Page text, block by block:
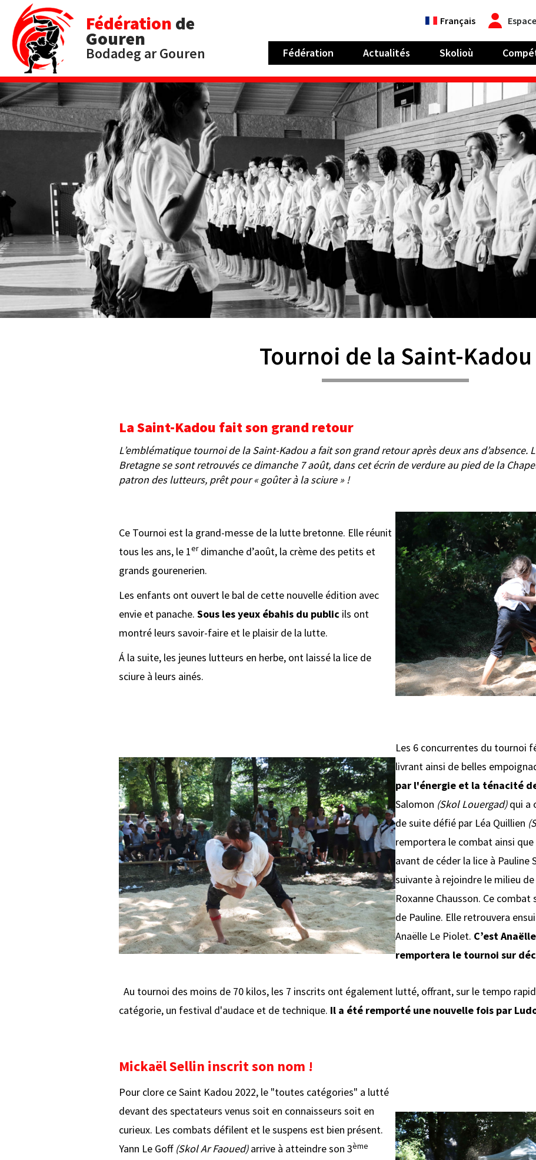
Fédération de
Gouren
Bodadeg ar Gouren
Français
Fédération Actualités Skolioù
Tournoi de la Saint-Kadou
La Saint-Kadou fait son grand retour
L’emblématique tournoi de la Saint-Kadou a fait son grand retour après deux ans
Bretagne se sont retrouvés ce dimanche 7 août, dans cet écrin de verdure au pied de la
patron des lutteurs, prêt pour « goûter à la sciure » !
Ce Tournoi est la grand-messe de la lutte bretonne. Elle réunit
tous les ans, le 1erdimanche d’août, la crème des petits et
grands gourenerien.
Les enfants ont ouvert le bal de cette nouvelle édition avec
envie et panache. Sous les yeux ébahis du public ils ont
montré leurs savoir-faire et le plaisir de la lutte.
Á la suite, les jeunes lutteurs en herbe, ont laissé la lice de
sciure à leurs ainés.
Les 6 concurrentes du tournoi
livrant ainsi de belles
par l'énergie et la ténacité
Salomon (Skol Louergad)qui a
de suite défié par Léa Quillien
remportera le combat ainsi que
avant de céder la lice à Pauline
suivante à rejoindre le milieu
Roxanne Chausson. Ce
de Pauline. Elle retrouvera
Anaëlle Le Piolet. C’est Anaëlle
remportera le tournoi sur
Au tournoi des moins de 70 kilos, les 7 inscrits ont également lutté, offrant, sur le tempo
catégorie, un festival d'audace et de technique. Il a été remporté une nouvelle fois par
Mickaël Sellin inscrit son nom !
Pour clore ce Saint Kadou 2022, le "toutes catégories" a lutté
devant des spectateurs venus soit en connaisseurs soit en
curieux. Les combats défilent et le suspens est bien présent.
Yann Le Goff (Skol Ar Faoued)arrive à atteindre son 3ème